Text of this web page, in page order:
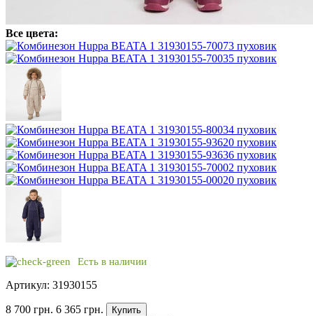
Все цвета:
Есть в наличии
Артикул: 31930155
8 700 грн. 6 365 грн.
Купить